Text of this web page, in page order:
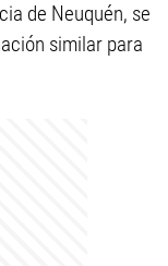
de Neuquén, se
similar para